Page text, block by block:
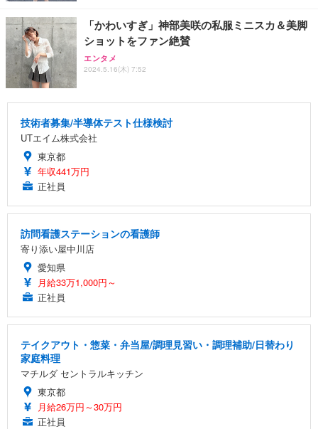
「かわいすぎ」神部美咲の私服ミニスカ＆美脚
ショットをファン絶賛
エンタメ
2024.5.16(木) 7:52
技術者募集/半導体テスト仕様検討
UTエイム株式会社
東京都
年収441万円
正社員
訪問看護ステーションの看護師
寄り添い屋中川店
愛知県
月給33万1,000円～
正社員
テイクアウト・惣菜・弁当屋/調理見習い・調理補助/日替わり
家庭料理
マチルダ セントラルキッチン
東京都
月給26万円～30万円
正社員